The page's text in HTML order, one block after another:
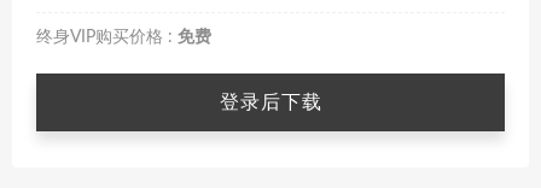
终身VIP购买价格 : 免费
登录后下载